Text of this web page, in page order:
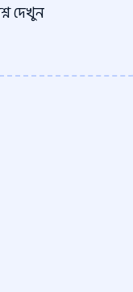
দেখুন